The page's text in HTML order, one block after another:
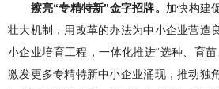
擦亮“专精特新”金字招牌。 加快构建
壮大机制，用改革的办法为中小企业营造
小企业培育工程，一体化推进“选种、育苗
激发更多专精特新中小企业涌现，推动独